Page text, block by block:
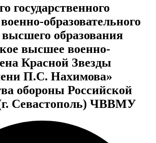
государственного
образовательного
образования
высшее военно-
Красной Звезды
П.С. Нахимова»
обороны Российской
Севастополь) ЧВВМУ